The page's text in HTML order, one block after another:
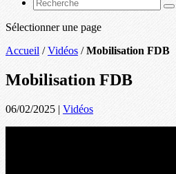
Sélectionner une page
Accueil /Vidéos /Mobilisation FDB
Mobilisation FDB
06/02/2025 | Vidéos